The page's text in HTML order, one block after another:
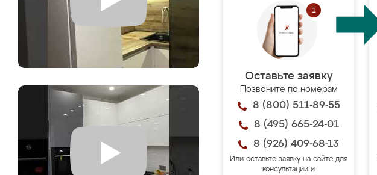
Оставьте заявку
Позвоните по номерам
8 (800) 511-89-55
8 (495) 665-24-01
8 (926) 409-68-13
Или оставьте заявку на сайте для
консультации и